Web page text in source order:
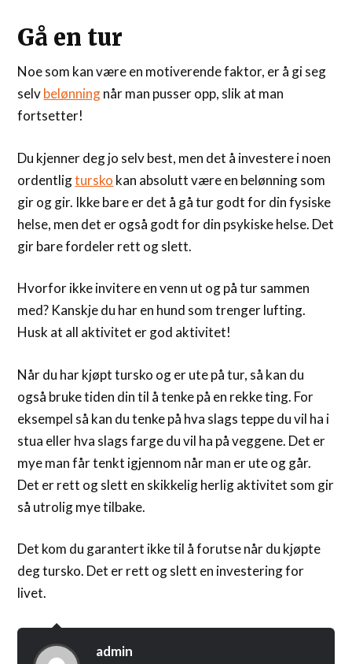
Gå en tur
Noe som kan være en motiverende faktor, er å gi seg
selvbelønningnår man pusser opp, slik at man
fortsetter!
Du kjenner deg jo selv best, men det å investere i noen
ordentligtursko kan absolutt være en belønning som
gir og gir. Ikke bare er det å gå tur godt for din fysiske
helse, men det er også godt for din psykiske helse. Det
gir bare fordeler rett og slett.
Hvorfor ikke invitere en venn ut og på tur sammen
med? Kanskje du har en hund som trenger lufting.
Husk at all aktivitet er god aktivitet!
Når du har kjøpt tursko og er ute på tur, så kan du
også bruke tiden din til å tenke på en rekke ting. For
eksempel så kan du tenke på hva slags teppe du vil ha i
stua eller hva slags farge du vil ha på veggene. Det er
mye man får tenkt igjennom når man er ute og går.
Det er rett og slett en skikkelig herlig aktivitet som gir
så utrolig mye tilbake.
Det kom du garantert ikke til å forutse når du kjøpte
deg tursko. Det er rett og slett en investering for
livet.
admin